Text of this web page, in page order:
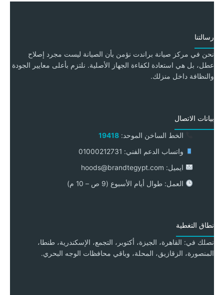
رسالتنا
نحن في مركز صيانة براندت نؤمن بأن الصيانة ليست مجرد إصلاح
عطل، بل هي استعادة لكفاءة الجهاز الأصلية. نلتزم بأعلى معايير الجودة
والنظافة داخل منزلك.
بيانات الاتصال
الخط الساخن الموحد:19418
واتساب الدعم الفني: 01000212731
ايميل: hoods@brandtegypt.com
العمل: طوال أيام الأسبوع (9 ص – 10 م)
نطاق التغطية
نصلك في: القاهرة، الجيزة، أكتوبر، التجمع، الإسكندرية، طنطا،
المنصورة، الزقازيق، المحلة، وباقي محافظات الوجه البحري.